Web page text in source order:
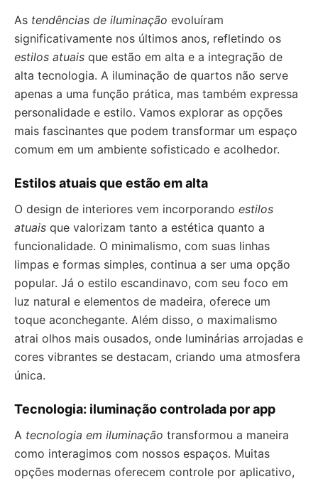
As tendências de iluminação evoluíram
significativamente nos últimos anos, refletindo os
estilos atuais que estão em alta e a integração de
alta tecnologia. A iluminação de quartos não serve
apenas a uma função prática, mas também expressa
personalidade e estilo. Vamos explorar as opções
mais fascinantes que podem transformar um espaço
comum em um ambiente sofisticado e acolhedor.
Estilos atuais que estão em alta
O design de interiores vem incorporando estilos
atuais que valorizam tanto a estética quanto a
funcionalidade. O minimalismo, com suas linhas
limpas e formas simples, continua a ser uma opção
popular. Já o estilo escandinavo, com seu foco em
luz natural e elementos de madeira, oferece um
toque aconchegante. Além disso, o maximalismo
atrai olhos mais ousados, onde luminárias arrojadas e
cores vibrantes se destacam, criando uma atmosfera
única.
Tecnologia: iluminação controlada por app
A tecnologia em iluminação transformou a maneira
como interagimos com nossos espaços. Muitas
opções modernas oferecem controle por aplicativo,